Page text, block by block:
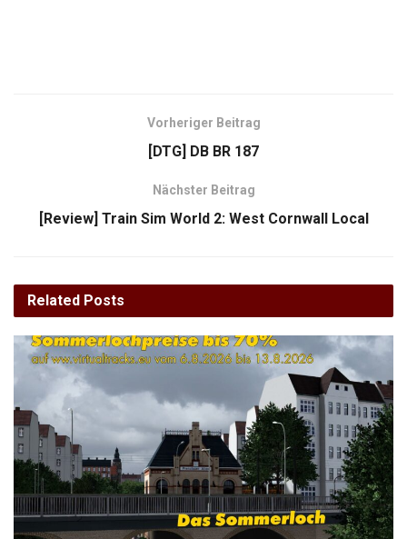
Vorheriger Beitrag
[DTG] DB BR 187
Nächster Beitrag
[Review] Train Sim World 2: West Cornwall Local
Related Posts